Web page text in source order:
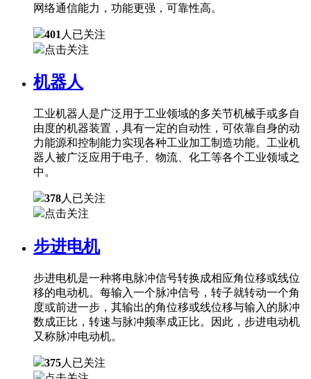
网络通信能力，功能更强，可靠性高。
401 人已关注
点击关注
机器人
工业机器人是广泛用于工业领域的多关节机械手或多自
由度的机器装置，具有一定的自动性，可依靠自身的动
力能源和控制能力实现各种工业加工制造功能。工业机
器人被广泛应用于电子、物流、化工等各个工业领域之
中。
378人已关注
点击关注
步进电机
步进电机是一种将电脉冲信号转换成相应角位移或线位
移的电动机。每输入一个脉冲信号，转子就转动一个角
度或前进一步，其输出的角位移或线位移与输入的脉冲
数成正比，转速与脉冲频率成正比。因此，步进电动机
又称脉冲电动机。
375人已关注